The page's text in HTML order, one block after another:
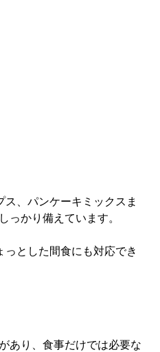
、パンケーキミックスま
っかり備えています。
とした間食にも対応でき
あり、食事だけでは必要な